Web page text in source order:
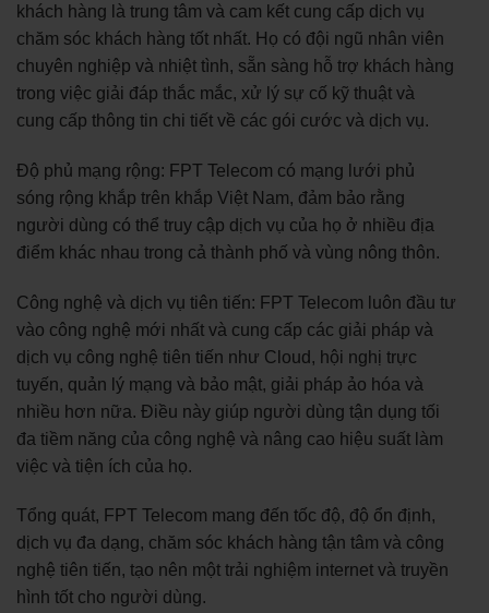
khách hàng là trung tâm và cam kết cung cấp dịch vụ
chăm sóc khách hàng tốt nhất. Họ có đội ngũ nhân viên
chuyên nghiệp và nhiệt tình, sẵn sàng hỗ trợ khách hàng
trong việc giải đáp thắc mắc, xử lý sự cố kỹ thuật và
cung cấp thông tin chi tiết về các gói cước và dịch vụ.
Độ phủ mạng rộng: FPT Telecom có mạng lưới phủ
sóng rộng khắp trên khắp Việt Nam, đảm bảo rằng
người dùng có thể truy cập dịch vụ của họ ở nhiều địa
điểm khác nhau trong cả thành phố và vùng nông thôn.
Công nghệ và dịch vụ tiên tiến: FPT Telecom luôn đầu tư
vào công nghệ mới nhất và cung cấp các giải pháp và
dịch vụ công nghệ tiên tiến như Cloud, hội nghị trực
tuyến, quản lý mạng và bảo mật, giải pháp ảo hóa và
nhiều hơn nữa. Điều này giúp người dùng tận dụng tối
đa tiềm năng của công nghệ và nâng cao hiệu suất làm
việc và tiện ích của họ.
Tổng quát, FPT Telecom mang đến tốc độ, độ ổn định,
dịch vụ đa dạng, chăm sóc khách hàng tận tâm và công
nghệ tiên tiến, tạo nên một trải nghiệm internet và truyền
hình tốt cho người dùng.